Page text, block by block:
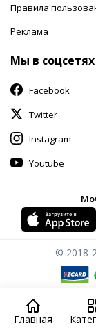
Правила
Реклама
Мы в соцсетях
Facebook
Twitter
Instagram
Youtube
© 2018-
Главная